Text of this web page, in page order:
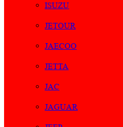
ISUZU
JETOUR
JAECOO
JETTA
JAC
JAGUAR